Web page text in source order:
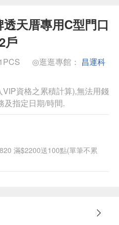
天厝專用C型門口
戶
◎逛逛專館： 昌運科
資格之累積計算),無法用錢
及指定日期/時間.
滿$2200送100點(單筆不累